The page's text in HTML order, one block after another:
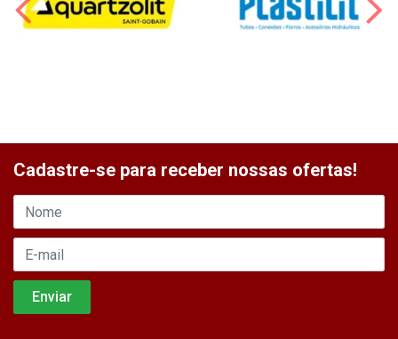
Cadastre-se para receber nossas ofertas!